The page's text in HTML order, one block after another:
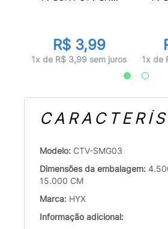
R$ 3,99
1x de R$ 3,99 sem juros 1x de
Modelo: CTV-SMG03
Dimensões da embalagem:
15.000 CM
Marca: HYX
Informação adicional: